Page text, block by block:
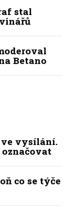
stal
Betano
ve vysílání.
co se týče